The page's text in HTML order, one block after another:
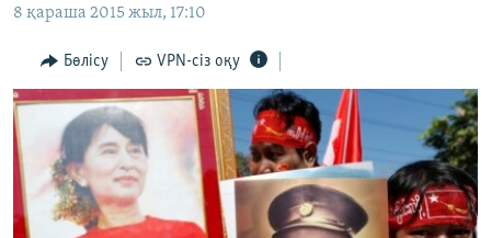
to
Navigation
Skip
to
Search
ҚАҢТАР ОҚИҒАСЫ
АДАМ ҚҰҚЫҚТАРЫ
ӘЛЕУМЕТ
ӘЛЕМ
АРНАЙЫ ЖОБАЛАР
8 қараша 2015 жыл, 17:10
Бөлісу VPN-сіз оқу